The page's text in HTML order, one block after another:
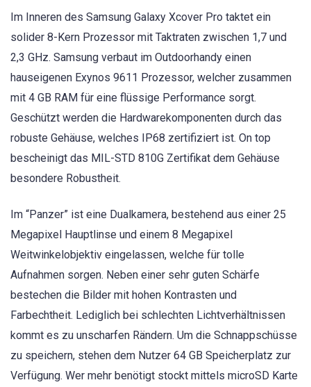
Im Inneren des Samsung Galaxy Xcover Pro taktet ein
solider 8-Kern Prozessor mit Taktraten zwischen 1,7 und
2,3 GHz. Samsung verbaut im Outdoorhandy einen
hauseigenen Exynos 9611 Prozessor, welcher zusammen
mit 4 GB RAM für eine flüssige Performance sorgt.
Geschützt werden die Hardwarekomponenten durch das
robuste Gehäuse, welches IP68 zertifiziert ist. On top
bescheinigt das MIL-STD 810G Zertifikat dem Gehäuse
besondere Robustheit.
Im “Panzer” ist eine Dualkamera, bestehend aus einer 25
Megapixel Hauptlinse und einem 8 Megapixel
Weitwinkelobjektiv eingelassen, welche für tolle
Aufnahmen sorgen. Neben einer sehr guten Schärfe
bestechen die Bilder mit hohen Kontrasten und
Farbechtheit. Lediglich bei schlechten Lichtverhältnissen
kommt es zu unscharfen Rändern. Um die Schnappschüsse
zu speichern, stehen dem Nutzer 64 GB Speicherplatz zur
Verfügung. Wer mehr benötigt stockt mittels microSD Karte